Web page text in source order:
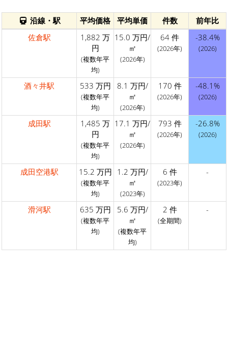
沿線・駅 平均価格 平均単価 件数
前年比
佐倉駅
1,882 万
円
(複数年平
均)
15.0 万円/
㎡
(2026年)
64 件
(2026年)
-38.4%
(2026)
酒々井駅 533 万円
(複数年平
均)
8.1 万円/
㎡
(2026年)
170 件
(2026年)
-48.1%
(2026)
成田駅
1,485 万
円
(複数年平
均)
17.1 万円/
㎡
(2026年)
793 件
(2026年)
-26.8%
(2026)
成田空港駅 15.2 万円
(複数年平
均)
1.2 万円/
㎡
(2023年)
6 件
(2023年)
-
滑河駅 635 万円
(複数年平
均)
5.6 万円/
㎡
(複数年平
均)
2 件
(全期間)
-